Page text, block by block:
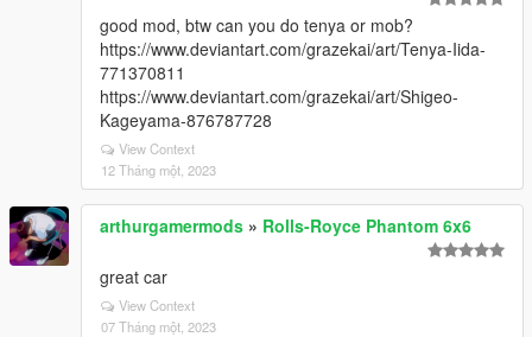
good mod, btw can you do tenya or mob?
https://www.deviantart.com/grazekai/art/Tenya-Iida-
771370811
https://www.deviantart.com/grazekai/art/Shigeo-
Kageyama-876787728
View Context
12 Tháng một, 2023
arthurgamermods » Rolls-Royce Phantom 6x6
great car
View Context
07 Tháng một, 2023